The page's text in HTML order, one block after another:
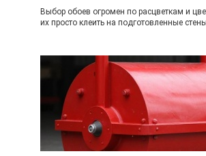
Выбор обоев огромен по расцветкам и
их просто клеить на подготовленные